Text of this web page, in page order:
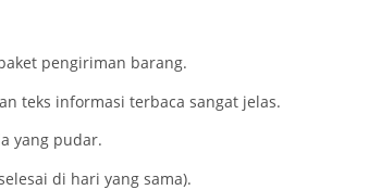
pengiriman barang.
teks informasi terbaca sangat jelas.
yang pudar.
di hari yang sama).